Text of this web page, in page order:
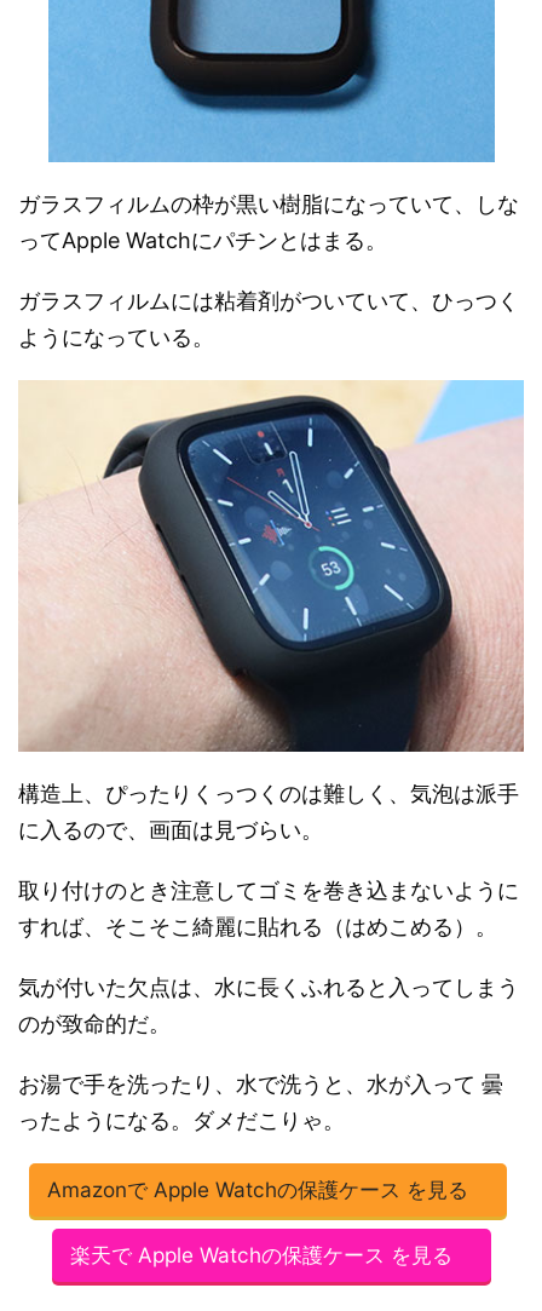
ガラスフィルムの枠が黒い樹脂になっていて、しな
ってApple Watchにパチンとはまる。
ガラスフィルムには粘着剤がついていて、ひっつく
ようになっている。
構造上、ぴったりくっつくのは難しく、気泡は派手
に入るので、画面は見づらい。
取り付けのとき注意してゴミを巻き込まないように
すれば、そこそこ綺麗に貼れる（はめこめる）。
気が付いた欠点は、水に長くふれると入ってしまう
のが致命的だ。
お湯で手を洗ったり、水で洗うと、水が入って 曇
ったようになる。ダメだこりゃ。
Amazonで Apple Watchの保護ケース を見る
楽天で Apple Watchの保護ケース を見る